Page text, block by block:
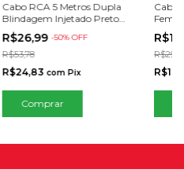
Cabo RCA 5 Metros Dupla
Blindagem Injetado Preto
4mm
R$26,99 -50% OFF
R$53,78
R$24,83 com Pix
Cabo